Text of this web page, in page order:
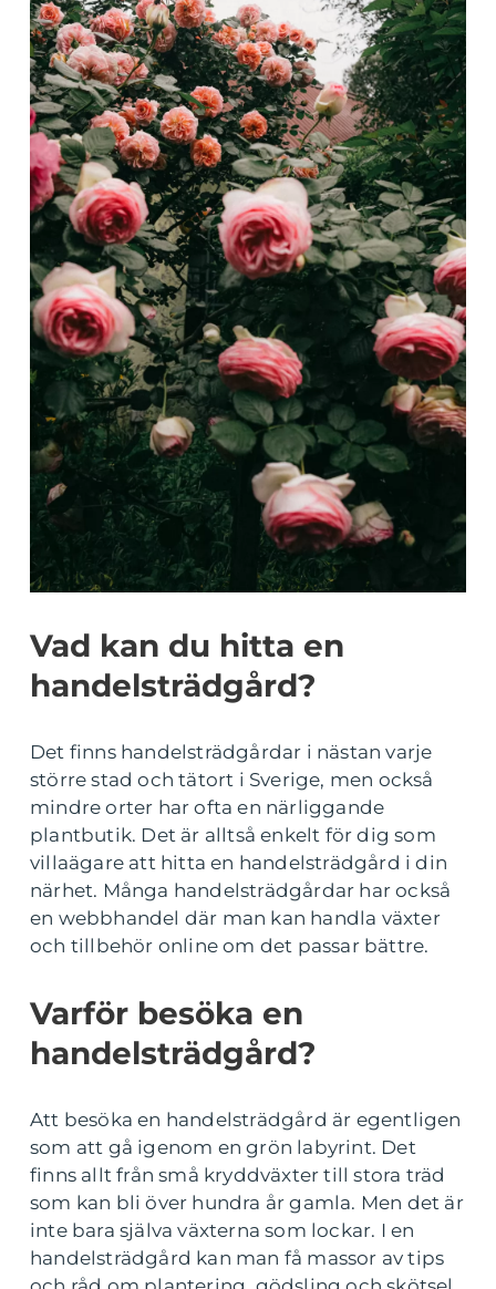
Vad kan du hitta en
handelsträdgård?
Det finns handelsträdgårdar i nästan varje
större stad och tätort i Sverige, men också
mindre orter har ofta en närliggande
plantbutik. Det är alltså enkelt för dig som
villaägare att hitta en handelsträdgård i din
närhet. Många handelsträdgårdar har också
en webbhandel där man kan handla växter
och tillbehör online om det passar bättre.
Varför besöka en
handelsträdgård?
Att besöka en handelsträdgård är egentligen
som att gå igenom en grön labyrint. Det
finns allt från små kryddväxter till stora träd
som kan bli över hundra år gamla. Men det är
inte bara själva växterna som lockar. I en
handelsträdgård kan man få massor av tips